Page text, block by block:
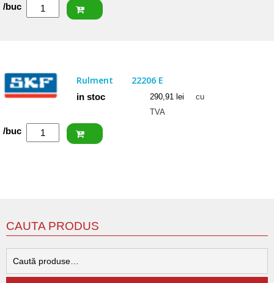
Cantitate
/buc
Rulment 22206 E
in stoc 290,91 lei
cu
TVA
Cantitate
/buc
CAUTA PRODUS